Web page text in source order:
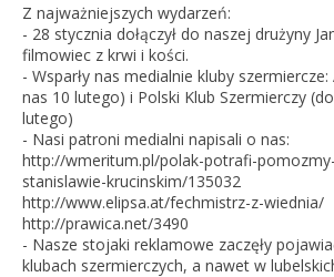
Z najważniejszych wydarzeń:
- 28 stycznia dołączył do naszej drużyny
filmowiec z krwi i kości.
- Wsparły nas medialnie kluby szermiercze:
nas 10 lutego) i Polski Klub Szermierczy
lutego)
- Nasi patroni medialni napisali o nas:
http://wmeritum.pl/polak-potrafi-
stanislawie-krucinskim/135032
http://www.elipsa.at/fechmistrz-z-wiednia/
http://prawica.net/3490
- Nasze stojaki reklamowe zaczęły
klubach szermierczych, a nawet w